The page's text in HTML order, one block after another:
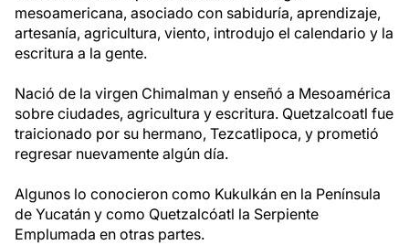
mesoamericana, asociado con sabiduría, aprendizaje,
artesanía, agricultura, viento, introdujo el calendario y la
escritura a la gente.
Nació de la virgen Chimalman y enseñó a Mesoamérica
sobre ciudades, agricultura y escritura. Quetzalcoatl fue
traicionado por su hermano, Tezcatlipoca, y prometió
regresar nuevamente algún día.
Algunos lo conocieron como Kukulkán en la Península
de Yucatán y como Quetzalcóatl la Serpiente
Emplumada en otras partes.